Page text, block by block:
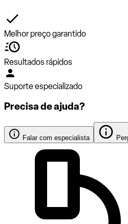
Melhor preço garantido
Resultados rápidos
Suporte especializado
Precisa de ajuda?
Falar com especialista